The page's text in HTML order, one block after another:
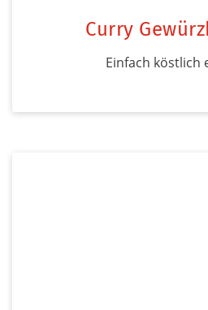
Curry
Einfach köstlich